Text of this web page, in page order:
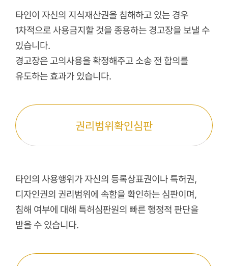
타인이 자신의 지식재산권을 침해하고 있는 경우
1차적으로 사용금지할 것을 종용하는 경고장을 보낼 수
있습니다.
경고장은 고의사용을 확정해주고 소송 전 합의를
유도하는 효과가 있습니다.
권리범위확인심판
타인의 사용행위가 자신의 등록상표권이나 특허권,
디자인권의 권리범위에 속함을 확인하는 심판이며,
침해 여부에 대해 특허심판원의 빠른 행정적 판단을
받을 수 있습니다.